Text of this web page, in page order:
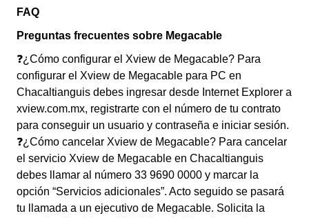
FAQ
Preguntas frecuentes sobre Megacable
❓¿Cómo configurar el Xview de Megacable? Para
configurar el Xview de Megacable para PC en
Chacaltianguis debes ingresar desde Internet Explorer a
xview.com.mx, registrarte con el número de tu contrato
para conseguir un usuario y contraseña e iniciar sesión.
❓¿Cómo cancelar Xview de Megacable? Para cancelar
el servicio Xview de Megacable en Chacaltianguis
debes llamar al número 33 9690 0000 y marcar la
opción “Servicios adicionales”. Acto seguido se pasará
tu llamada a un ejecutivo de Megacable. Solicita la